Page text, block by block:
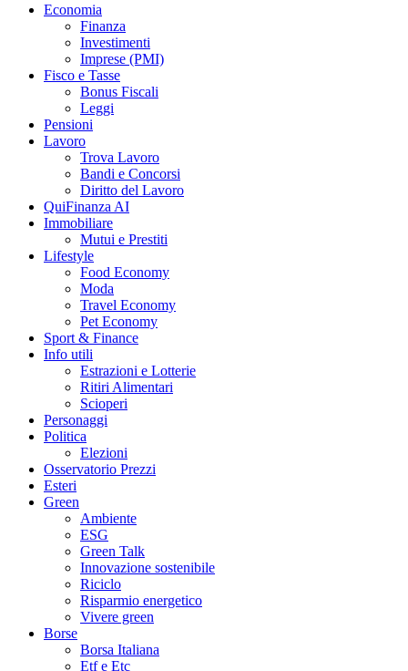
Economia
Finanza
Investimenti
Imprese (PMI)
Fisco e Tasse
Bonus Fiscali
Leggi
Pensioni
Lavoro
Trova Lavoro
Bandi e Concorsi
Diritto del Lavoro
QuiFinanza AI
Immobiliare
Mutui e Prestiti
Lifestyle
Food Economy
Moda
Travel Economy
Pet Economy
Sport & Finance
Info utili
Estrazioni e Lotterie
Ritiri Alimentari
Scioperi
Personaggi
Politica
Elezioni
Osservatorio Prezzi
Esteri
Green
Ambiente
ESG
Green Talk
Innovazione sostenibile
Riciclo
Risparmio energetico
Vivere green
Borse
Borsa Italiana
Etf e Etc